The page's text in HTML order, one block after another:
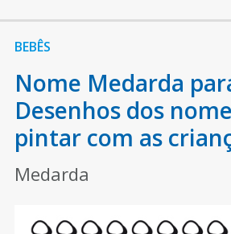
BEBÊS
Nome Medarda
Desenhos dos
pintar com as
Medarda